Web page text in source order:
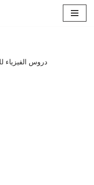
دروس الفيزياء